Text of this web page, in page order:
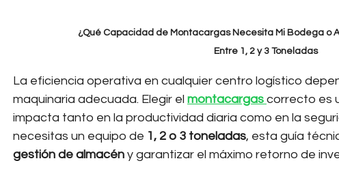
¿Qué Capacidad de Montacargas Necesita Mi Bodega o
Entre 1, 2 y 3 Toneladas
La eficiencia operativa en cualquier centro logístico
maquinaria adecuada. Elegir el montacargas correcto es
impacta tanto en la productividad diaria como en la
necesitas un equipo de 1, 2 o 3 toneladas, esta guía
gestión de almacén y garantizar el máximo retorno de